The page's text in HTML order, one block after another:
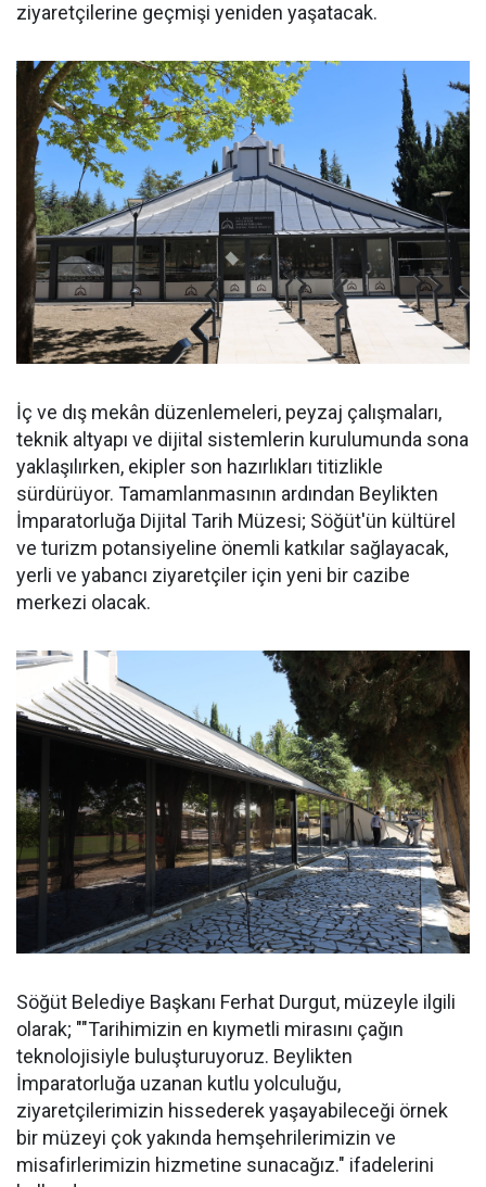
ziyaretçilerine geçmişi yeniden yaşatacak.
İç ve dış mekân düzenlemeleri, peyzaj çalışmaları,
teknik altyapı ve dijital sistemlerin kurulumunda sona
yaklaşılırken, ekipler son hazırlıkları titizlikle
sürdürüyor. Tamamlanmasının ardından Beylikten
İmparatorluğa Dijital Tarih Müzesi; Söğüt'ün kültürel
ve turizm potansiyeline önemli katkılar sağlayacak,
yerli ve yabancı ziyaretçiler için yeni bir cazibe
merkezi olacak.
Söğüt Belediye Başkanı Ferhat Durgut, müzeyle ilgili
olarak; ""Tarihimizin en kıymetli mirasını çağın
teknolojisiyle buluşturuyoruz. Beylikten
İmparatorluğa uzanan kutlu yolculuğu,
ziyaretçilerimizin hissederek yaşayabileceği örnek
bir müzeyi çok yakında hemşehrilerimizin ve
misafirlerimizin hizmetine sunacağız." ifadelerini